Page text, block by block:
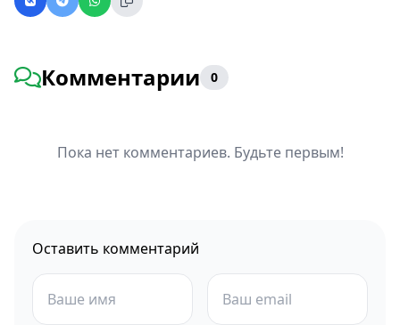
Комментарии 0
Пока нет комментариев. Будьте первым!
Оставить комментарий